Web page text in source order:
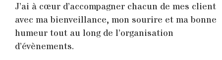
J’ai à cœur d’accompagner chacun de mes client
avec ma bienveillance, mon sourire et ma bonne
humeur tout au long de l’organisation
d’évènements.